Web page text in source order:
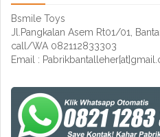
Bsmile Toys
Jl.Pangkalan Asem Rt01/01,
call/WA 082112833303
Email :